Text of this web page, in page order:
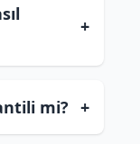
+
mi? +